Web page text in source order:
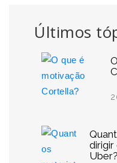
Últimos
Uber?